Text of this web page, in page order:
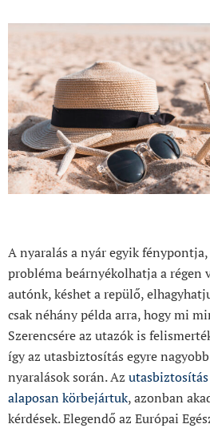
A nyaralás a nyár egyik
probléma beárnyékolhatja a régen
autónk, késhet a repülő,
csak néhány példa arra, hogy mi
Szerencsére az utazók is
így az utasbiztosítás egyre
nyaralások során. Az
alaposan körbejártuk, azonban
kérdések. Elegendő az Európai